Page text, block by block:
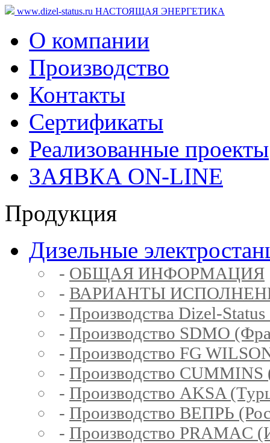
www.dizel-status.ru НАСТОЯЩАЯ ЭНЕРГЕТИКА
О компании
Производство
Контакты
Сертификаты
Реализованные проекты
ЗАЯВКА ON-LINE
Продукция
Дизельные
- ОБЩАЯ ИНФОРМАЦИЯ
- ВАРИАНТЫ
- Производства Dizel-
- Производство SDMO
- Производство FG
- Производство CUMMINS
- Производство AKSA
- Производство ВЕПРЬ
- Производство PRAMAC